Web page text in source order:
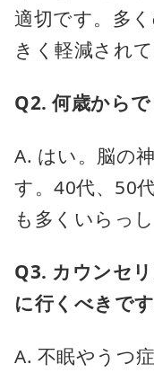
適切です。多
きく軽減されて
Q2. 何歳からで
A. はい。脳の
す。40代、50
も多くいらっ
Q3. カウンセ
に行くべきです
A. 不眠やうつ